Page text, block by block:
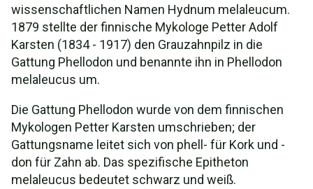
wissenschaftlichen Namen Hydnum melaleucum.
1879 stellte der finnische Mykologe Petter Adolf
Karsten (1834 - 1917) den Grauzahnpilz in die
Gattung Phellodon und benannte ihn in Phellodon
melaleucus um.
Die Gattung Phellodon wurde von dem finnischen
Mykologen Petter Karsten umschrieben; der
Gattungsname leitet sich von phell- für Kork und -
don für Zahn ab. Das spezifische Epitheton
melaleucus bedeutet schwarz und weiß.